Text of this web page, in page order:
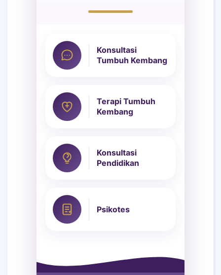
Konsultasi
Tumbuh Kembang
Terapi Tumbuh
Kembang
Konsultasi
Pendidikan
Psikotes